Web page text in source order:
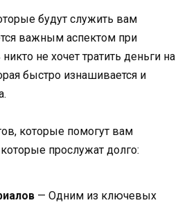
будут служить вам
важным аспектом при
не хочет тратить деньги на
быстро изнашивается и
которые помогут вам
прослужат долго:
— Одним из ключевых